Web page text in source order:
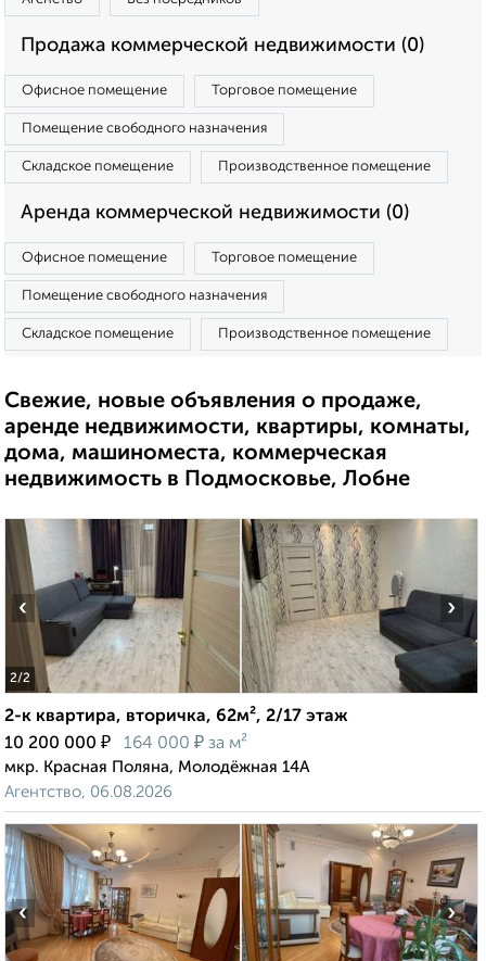
Продажа коммерческой недвижимости (0)
Офисное помещение Торговое помещение
Помещение свободного назначения
Складское помещение Производственное помещение
Аренда коммерческой недвижимости (0)
Офисное помещение Торговое помещение
Помещение свободного назначения
Складское помещение Производственное помещение
Свежие, новые объявления о продаже,
аренде недвижимости, квартиры, комнаты,
дома, машиноместа, коммерческая
недвижимость в Подмосковье, Лобне
2/2
‹ ›
2-к квартира, вторичка, 62м², 2/17 этаж
10 200 000 ₽ 164 000 ₽ за м²
мкр. Красная Поляна, Молодёжная 14А
Агентство, 06.08.2026
‹ ›